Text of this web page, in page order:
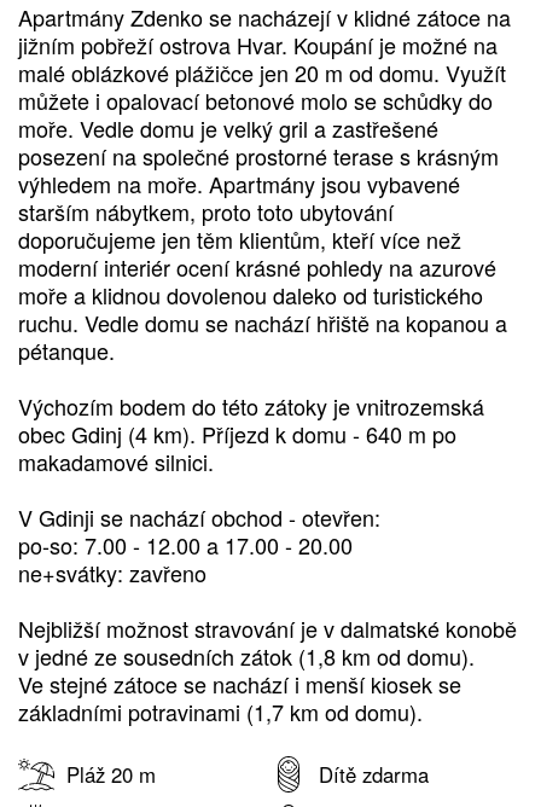
Apartmány Zdenko se nacházejí v klidné zátoce na
jižním pobřeží ostrova Hvar. Koupání je možné na
malé oblázkové plážičce jen 20 m od domu. Využít
můžete i opalovací betonové molo se schůdky do
moře. Vedle domu je velký gril a zastřešené
posezení na společné prostorné terase s krásným
výhledem na moře. Apartmány jsou vybavené
starším nábytkem, proto toto ubytování
doporučujeme jen těm klientům, kteří více než
moderní interiér ocení krásné pohledy na azurové
moře a klidnou dovolenou daleko od turistického
ruchu. Vedle domu se nachází hřiště na kopanou a
pétanque.
Výchozím bodem do této zátoky je vnitrozemská
obec Gdinj (4 km). Příjezd k domu - 640 m po
makadamové silnici.
V Gdinji se nachází obchod - otevřen:
po-so: 7.00 - 12.00 a 17.00 - 20.00
ne+svátky: zavřeno
Nejbližší možnost stravování je v dalmatské konobě
v jedné ze sousedních zátok (1,8 km od domu).
Ve stejné zátoce se nachází i menší kiosek se
základními potravinami (1,7 km od domu).
Pláž 20 m
Dítě zdarma